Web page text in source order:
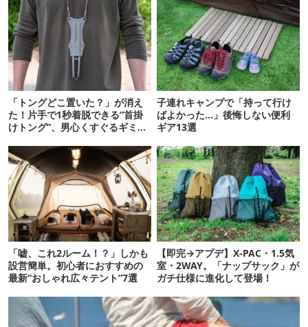
「トングどこ置いた？」が消え
た！片手で1秒着脱できる“首掛
けトング”、男心くすぐるギミッ
子連れキャンプで「持って行け
ばよかった…」後悔しない便利
ギア13選
「嘘、これ2ルーム！？」しかも
設営簡単。初心者におすすめの
最新“おしゃれ広々テント”7選
【即完→アプデ】X-PAC・1.5気
室・2WAY。「ナップサック」が
ガチ仕様に進化して登場！